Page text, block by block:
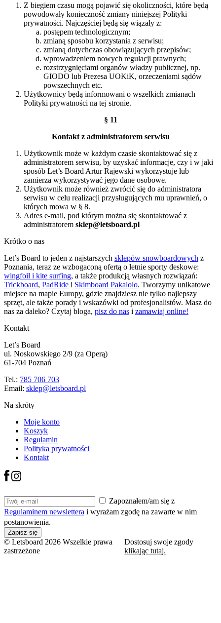
Z biegiem czasu mogą pojawić się okoliczności, które będą
powodowały konieczność zmiany niniejszej Polityki
prywatności. Najczęściej będą się wiązały z:
postępem technologicznym;
zmianą sposobu korzystania z serwisu;
zmianą dotychczas obowiązujących przepisów;
wprowadzeniem nowych regulacji prawnych;
rozstrzygnięciami organów władzy publicznej, np.
GIODO lub Prezesa UOKiK, orzeczeniami sądów
powszechnych etc.
Użytkownicy będą informowani o wszelkich zmianach
Polityki prywatności na tej stronie.
§ 11
Kontakt z administratorem serwisu
Użytkownik może w każdym czasie skontaktować się z
administratorem serwisu, by uzyskać informacje, czy i w jaki
sposób Let’s Board Artur Rajewski wykorzystuje lub
zamierza wykorzystywać jego dane osobowe.
Użytkownik może również zwrócić się do administratora
serwisu w celu realizacji przysługujących mu uprawnień, o
których mowa w § 8.
Adres e-mail, pod którym można się skontaktować z
administratorem sklep@letsboard.pl
Krótko o nas
Let’s Board to jeden z najstarszych sklepów snowboardowych z
Poznania, teraz ze wzbogaconą ofertą o letnie sporty deskowe:
wingfoil i kite surfing, a także produkcją własnych rozwiązań:
Trickboard, PadRide i Skimboard Pakalolo. Tworzymy unikatowe
miejsce na mapie Europy, gdzie znajdziesz nie tylko najlepszy
sprzęt, ale także porady i wskazówki od profesjonalistów. Masz do
nas za daleko? Czytaj bloga, pisz do nas i zamawiaj online!
Kontakt
Let’s Board
ul. Noskowskiego 2/9 (za Operą)
61-704 Poznań
Tel.: 785 706 703
Email: sklep@letsboard.pl
Na skróty
Moje konto
Koszyk
Regulamin
Polityka prywatności
Kontakt
Zapoznałem/am się z
Regulaminem newslettera i wyrażam zgodę na zawarte w nim
postanowienia.
© Letsboard 2026 Wszelkie prawa
zastrzeżone
Dostosuj swoje zgody
klikając tutaj.